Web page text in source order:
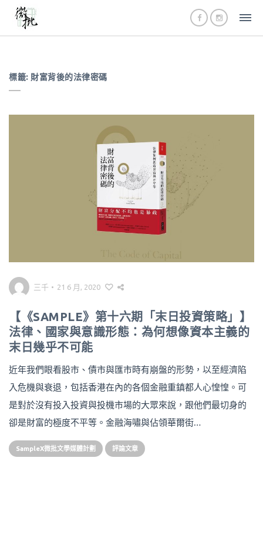
標籤: 財富背後的法律密碼
三千 • 21 6 月, 2020
【《SAMPLE》第十六期「末日投資策略」】
法律、國家與意識形態：為何想像資本主義的
末日幾乎不可能
近年我們眼看股市、債市與匯市時有崩盤的形勢，以至經濟陷
入危機與衰退，包括香港在內的各個金融重鎮都人心惶惶。可
是對於沒有投入投資與投機市場的大眾來說，跟他們最切身的
卻是財富的極度不平等。金融海嘯與佔領華爾街…
SampleX微批文學媒體計劃 評論文章